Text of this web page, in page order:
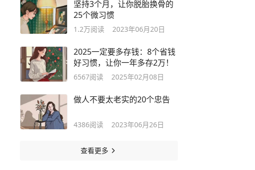
坚持3个月，让你脱胎换骨的
25个微习惯
1.2万阅读 2023年06月20日
2025一定要多存钱：8个省钱
好习惯，让你一年多存2万！
6567阅读 2025年02月08日
做人不要太老实的20个忠告
4386阅读 2023年06月26日
查看更多